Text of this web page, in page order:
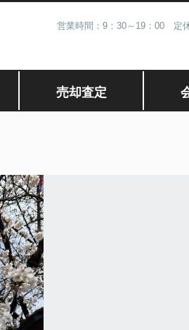
営業時間：9：30～19：00 定
売却査定